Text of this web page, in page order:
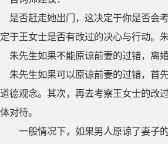
是否赶走她出门，这决定于你是否会
定于王女士是否有改过的决心与行动。
朱先生如果不能原谅前妻的过错，离
朱先生如果可以原谅前妻的过错，首
道德观念。其次，再去考察王女士的改
体对待。
一般情况下，如果男人原谅了妻子